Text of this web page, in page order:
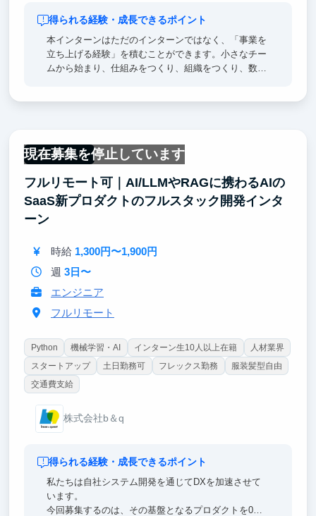
得られる経験・成長できるポイント
本インターンはただのインターンではなく、「事業を
立ち上げる経験」を積むことができます。小さなチー
ムから始まり、仕組みをつくり、組織をつくり、数万
実際に、未経験からスタートし、事業の中心で活躍す
るメンバーもいます。 もし、「社会にインパクトを
与える仕事がしたい」「学生のうちに事業を立ち上げ
る経験をしたい」そんな思いがある方と一度お話しし
たいです！
現在募集を停止しています
フルリモート
フルリモート可｜AI/LLMやRAGに携わるAIの
SaaS新プロダクトのフルスタック開発インタ
ーン
時給 1,300円〜1,900円
週 3日〜
エンジニア
フルリモート
Python 機械学習・AI インターン生10人以上在籍
人材業界
スタートアップ
土日勤務可 フレックス勤務
服装髪型自由
交通費支給
株式会社b＆q
得られる経験・成長できるポイント
私たちは自社システム開発を通じてDXを加速させて
います。
今回募集するのは、その基盤となるプロダクトを0→1